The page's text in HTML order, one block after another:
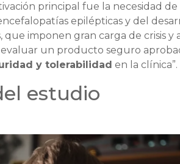
principal fue la necesidad
epilépticas y del
que imponen gran carga de crisis y
un producto seguro
y tolerabilidad en la clínica”.
estudio